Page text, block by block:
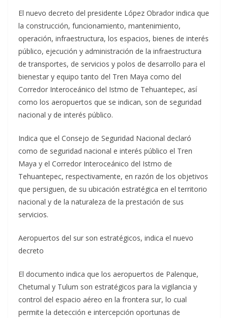
El nuevo decreto del presidente López Obrador indica que
la construcción, funcionamiento, mantenimiento,
operación, infraestructura, los espacios, bienes de interés
público, ejecución y administración de la infraestructura
de transportes, de servicios y polos de desarrollo para el
bienestar y equipo tanto del Tren Maya como del
Corredor Interoceánico del Istmo de Tehuantepec, así
como los aeropuertos que se indican, son de seguridad
nacional y de interés público.
Indica que el Consejo de Seguridad Nacional declaró
como de seguridad nacional e interés público el Tren
Maya y el Corredor Interoceánico del Istmo de
Tehuantepec, respectivamente, en razón de los objetivos
que persiguen, de su ubicación estratégica en el territorio
nacional y de la naturaleza de la prestación de sus
servicios.
Aeropuertos del sur son estratégicos, indica el nuevo
decreto
El documento indica que los aeropuertos de Palenque,
Chetumal y Tulum son estratégicos para la vigilancia y
control del espacio aéreo en la frontera sur, lo cual
permite la detección e intercepción oportunas de